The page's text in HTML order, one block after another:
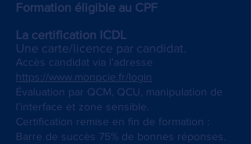
Formation éligible au CPF
La certification ICDL
Une carte/licence par candidat.
Accès candidat via l’adresse
https://www.monpcie.fr/login
Évaluation par QCM, QCU, manipulation de
l’interface et zone sensible.
Certification remise en fin de formation :
Barre de succès 75% de bonnes réponses.